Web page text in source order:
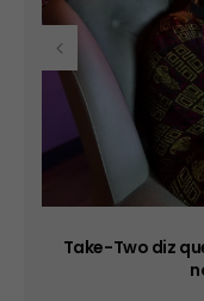
Take-Two diz